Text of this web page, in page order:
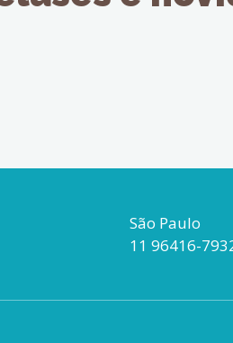
São Paulo
11 96416-